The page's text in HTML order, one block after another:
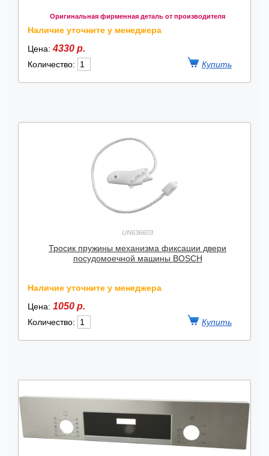
Оригинальная фирменная деталь от производителя
Наличие уточните у менеджера
Цена:4330 р.
Количество:
UN636603
Тросик пружины механизма фиксации двери
посудомоечной машины BOSCH
Наличие уточните у менеджера
Цена: 1050 р.
Количество: